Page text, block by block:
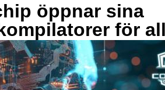
öppnar sina
för